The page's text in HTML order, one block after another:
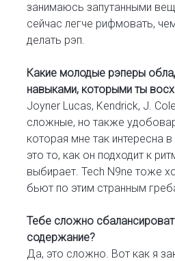
занимаюсь запутанными
сейчас легче рифмовать,
делать рэп.
Какие молодые рэперы
навыками, которыми ты
Joyner Lucas, Kendrick, J.
сложные, но также
которая мне так интересна
это то, как он подходит к
выбирает. Tech N9ne тоже
бьют по этим странным
Тебе сложно
содержание?
Да, это сложно. Вот как я